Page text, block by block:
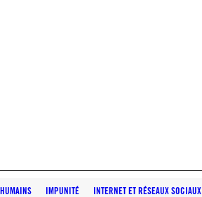
IMPUNITÉ INTERNET ET RÉSEAUX SOCIAUX